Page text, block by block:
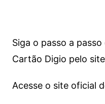
Siga o passo a
Cartão Digio pelo
Acesse o site oficial